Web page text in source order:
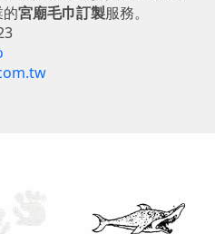
的宮廟毛巾訂製服務。